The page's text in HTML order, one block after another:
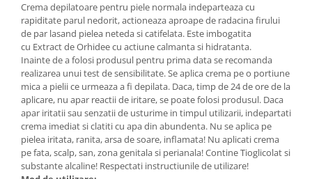
Sapun
Gel de Dus
Servetele Umede
Crema
Lotiune
Igiena Intima
Igiena Orala
Pasta de Dinti
Apa de Gura
Periute de Dinti
Crema depilatoare pentru piele normala indeparteaza cu
rapiditate parul nedorit, actioneaza aproape de radacina firului
de par lasand pielea neteda si catifelata. Este imbogatita
cu Extract de Orhidee cu actiune calmanta si hidratanta.
Inainte de a folosi produsul pentru prima data se recomanda
realizarea unui test de sensibilitate. Se aplica crema pe o portiune
mica a pielii ce urmeaza a fi depilata. Daca, timp de 24 de ore de la
aplicare, nu apar reactii de iritare, se poate folosi produsul. Daca
apar iritatii sau senzatii de usturime in timpul utilizarii, indepartati
crema imediat si clatiti cu apa din abundenta. Nu se aplica pe
pielea iritata, ranita, arsa de soare, inflamata! Nu aplicati crema
pe fata, scalp, san, zona genitala si perianala! Contine Tioglicolat si
substante alcaline! Respectati instructiunile de utilizare!